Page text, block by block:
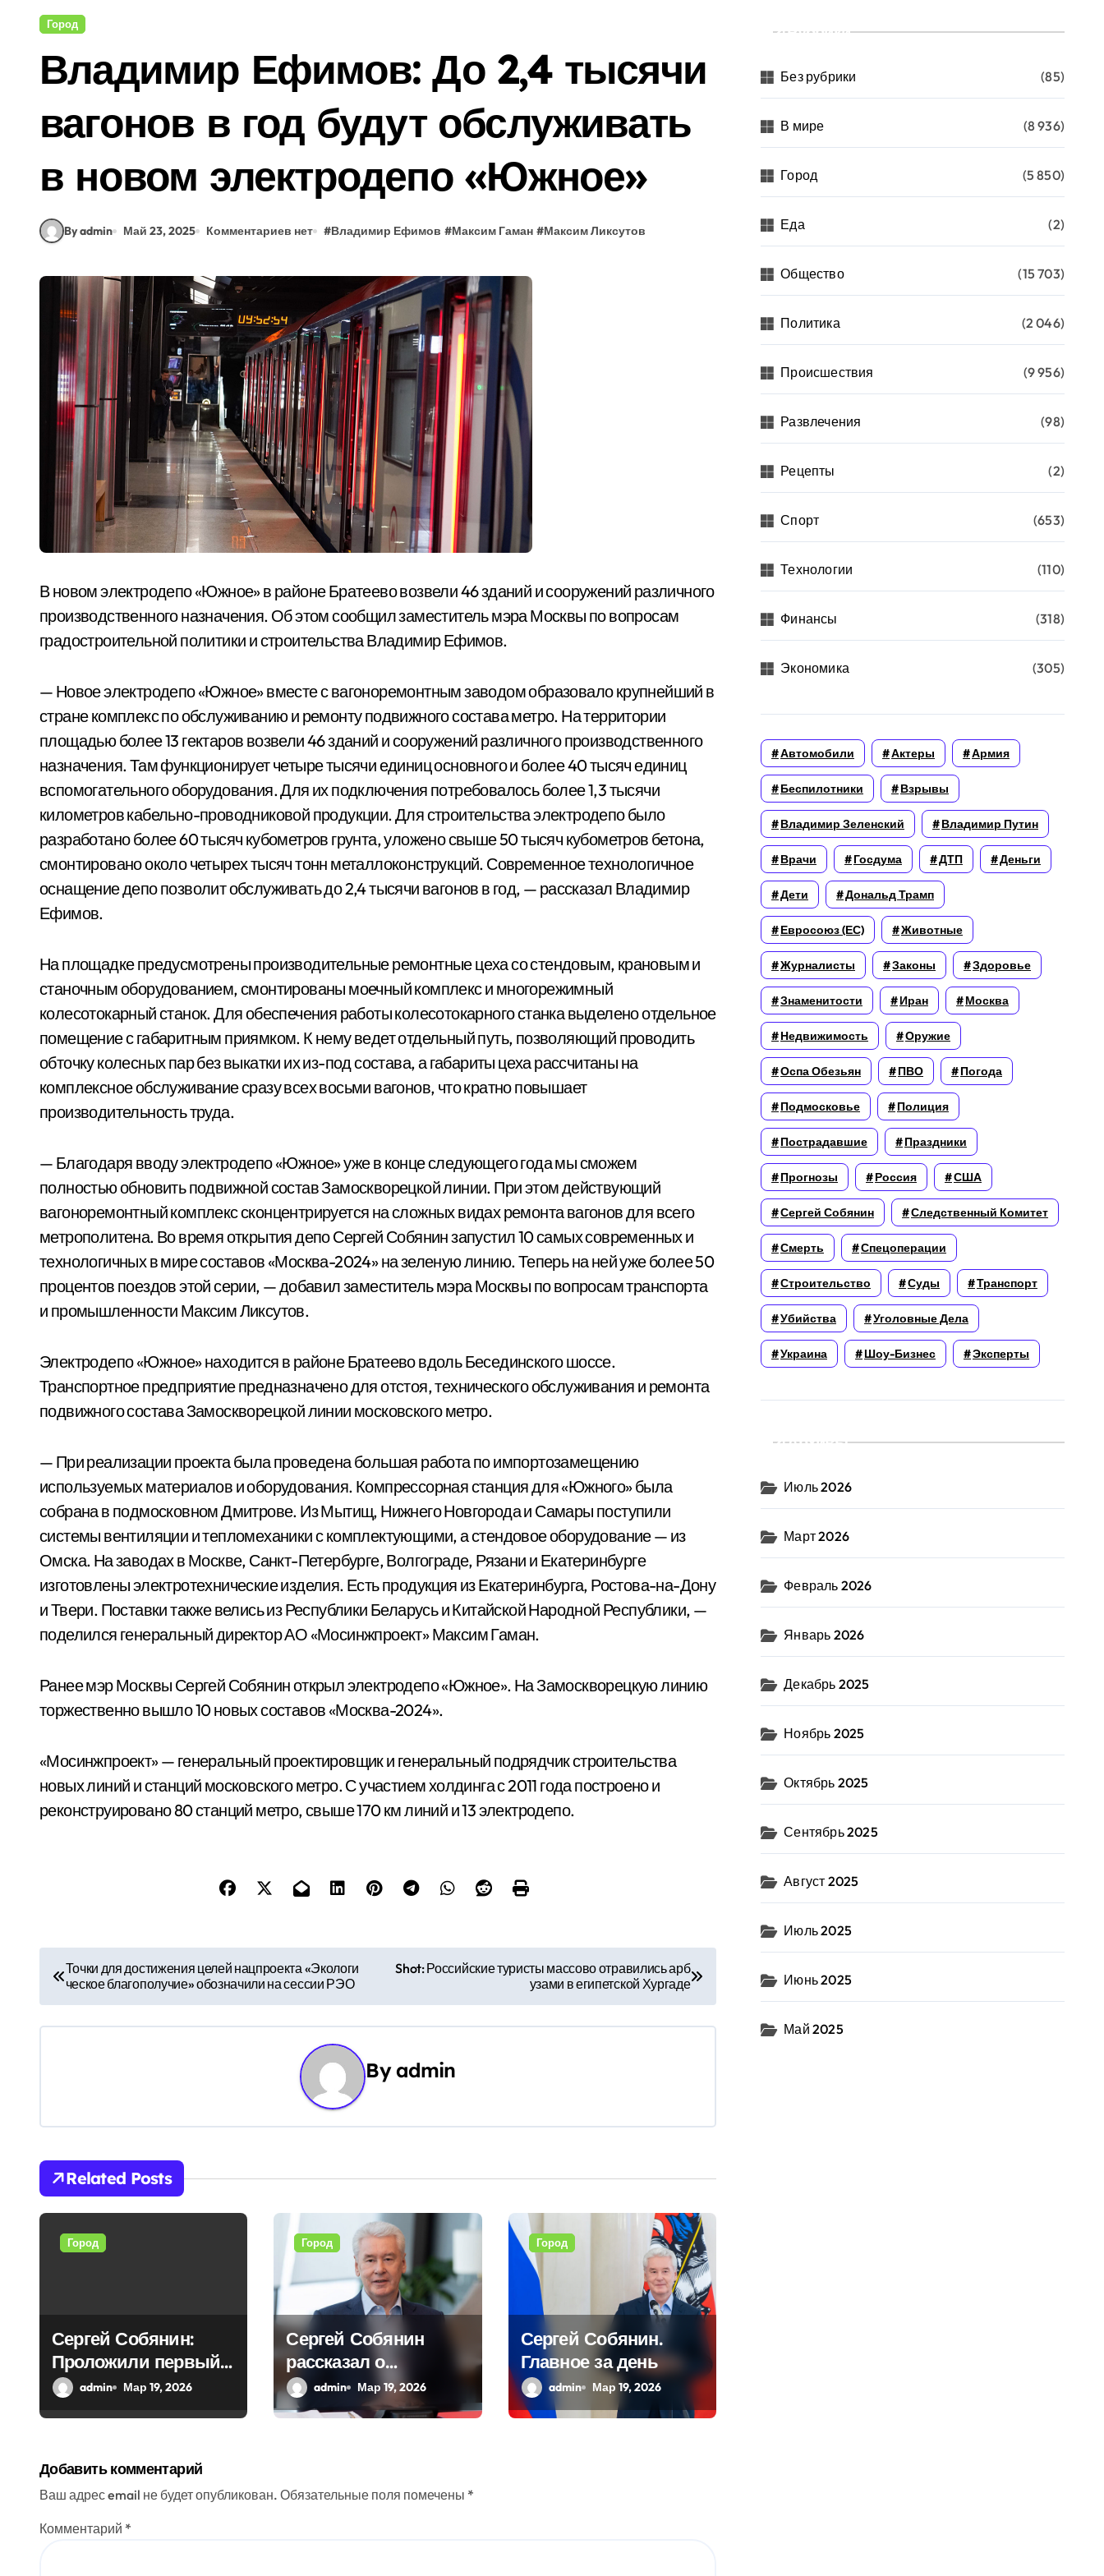
Город
Владимир Ефимов: До 2,4 тысячи
вагонов в год будут обслуживать
в новом электродепо «Южное»
By admin Май 23, 2025 Комментариев нет #Владимир Ефимов #Максим Гаман #Максим Ликсутов
В новом электродепо «Южное» в районе Братеево возвели 46 зданий и сооружений различного
производственного назначения. Об этом сообщил заместитель мэра Москвы по вопросам
градостроительной политики и строительства Владимир Ефимов.
— Новое электродепо «Южное» вместе с вагоноремонтным заводом образовало крупнейший в
стране комплекс по обслуживанию и ремонту подвижного состава метро. На территории
площадью более 13 гектаров возвели 46 зданий и сооружений различного производственного
назначения. Там функционирует четыре тысячи единиц основного и более 40 тысяч единиц
вспомогательного оборудования. Для их подключения потребовалось более 1,3 тысячи
километров кабельно-проводниковой продукции. Для строительства электродепо было
разработано более 60 тысяч кубометров грунта, уложено свыше 50 тысяч кубометров бетона,
смонтировано около четырех тысяч тонн металлоконструкций. Современное технологичное
оснащение депо позволит обслуживать до 2,4 тысячи вагонов в год, — рассказал Владимир
Ефимов.
На площадке предусмотрены производительные ремонтные цеха со стендовым, крановым и
станочным оборудованием, смонтированы моечный комплекс и многорежимный
колесотокарный станок. Для обеспечения работы колесотокарного станка выделено отдельное
помещение с габаритным приямком. К нему ведет отдельный путь, позволяющий проводить
обточку колесных пар без выкатки их из-под состава, а габариты цеха рассчитаны на
комплексное обслуживание сразу всех восьми вагонов, что кратно повышает
производительность труда.
— Благодаря вводу электродепо «Южное» уже в конце следующего года мы сможем
полностью обновить подвижной состав Замоскворецкой линии. При этом действующий
вагоноремонтный комплекс сконцентрируется на сложных видах ремонта вагонов для всего
метрополитена. Во время открытия депо Сергей Собянин запустил 10 самых современных и
технологичных в мире составов «Москва-2024» на зеленую линию. Теперь на ней уже более 50
процентов поездов этой серии, — добавил заместитель мэра Москвы по вопросам транспорта
и промышленности Максим Ликсутов.
Электродепо «Южное» находится в районе Братеево вдоль Бесединского шоссе.
Транспортное предприятие предназначено для отстоя, технического обслуживания и ремонта
подвижного состава Замоскворецкой линии московского метро.
— При реализации проекта была проведена большая работа по импортозамещению
используемых материалов и оборудования. Компрессорная станция для «Южного» была
собрана в подмосковном Дмитрове. Из Мытищ, Нижнего Новгорода и Самары поступили
системы вентиляции и тепломеханики с комплектующими, а стендовое оборудование — из
Омска. На заводах в Москве, Санкт-Петербурге, Волгограде, Рязани и Екатеринбурге
изготовлены электротехнические изделия. Есть продукция из Екатеринбурга, Ростова-на-Дону
и Твери. Поставки также велись из Республики Беларусь и Китайской Народной Республики, —
поделился генеральный директор АО «Мосинжпроект» Максим Гаман.
Ранее мэр Москвы Сергей Собянин открыл электродепо «Южное». На Замоскворецкую линию
торжественно вышло 10 новых составов «Москва-2024».
«Мосинжпроект» — генеральный проектировщик и генеральный подрядчик строительства
новых линий и станций московского метро. С участием холдинга с 2011 года построено и
реконструировано 80 станций метро, свыше 170 км линий и 13 электродепо.
а
в
а
ц
и
п
с
я
м
Точки для достижения целей нацпроекта «Экологи
ческое благополучие» обозначили на сессии РЭО
Shot: Российские туристы массово отравились арб
узами в египетской Хургаде
Byadmin
Related Posts
Город
Сергей Собянин:
Проложили первый
тоннель новой
admin Мар 19, 2026
Город
Сергей Собянин
рассказал о
реставрационных
работах,
admin Мар 19, 2026
Город
Сергей Собянин.
Главное за день
admin Мар 19, 2026
Добавить комментарий
Ваш адрес email не будет опубликован. Обязательные поля помечены *
Комментарий *
Рубрики
Без рубрики (85)
В мире (8 936)
Город (5 850)
Еда (2)
Общество (15 703)
Политика (2 046)
Происшествия (9 956)
Развлечения (98)
Рецепты (2)
Спорт (653)
Технологии (110)
Финансы (318)
Экономика (305)
Автомобили Актеры Армия
Беспилотники Взрывы
Владимир Зеленский Владимир Путин
Врачи Госдума ДТП Деньги
Дети Дональд Трамп
Евросоюз (ЕС) Животные
Журналисты Законы Здоровье
Знаменитости Иран Москва
Недвижимость Оружие
Оспа Обезьян ПВО Погода
Подмосковье Полиция
Пострадавшие Праздники
Прогнозы Россия США
Сергей Собянин Следственный Комитет
Смерть Спецоперации
Строительство Суды Транспорт
Убийства Уголовные Дела
Украина Шоу-Бизнес Эксперты
Архивы
Июль 2026
Март 2026
Февраль 2026
Январь 2026
Декабрь 2025
Ноябрь 2025
Октябрь 2025
Сентябрь 2025
Август 2025
Июль 2025
Июнь 2025
Май 2025